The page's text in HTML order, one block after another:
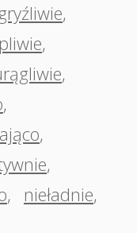
,
,
,
,
,
,
, nieładnie,